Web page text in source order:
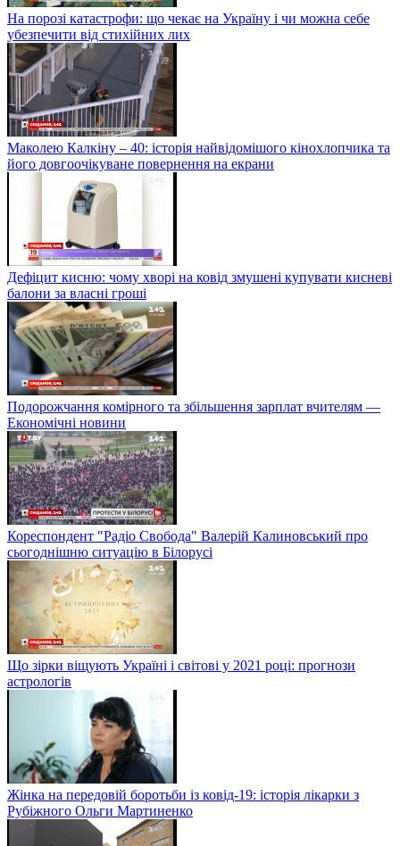
На порозі катастрофи: що чекає на Україну і чи можна себе
убезпечити від стихійних лих
Маколею Калкіну – 40: історія найвідомішого кінохлопчика та
його довгоочікуване повернення на екрани
Дефіцит кисню: чому хворі на ковід змушені купувати кисневі
балони за власні гроші
Подорожчання комірного та збільшення зарплат вчителям —
Економічні новини
Кореспондент "Радіо Свобода" Валерій Калиновський про
сьогоднішню ситуацію в Білорусі
Що зірки віщують Україні і світові у 2021 році: прогнози
астрологів
Жінка на передовій боротьби із ковід-19: історія лікарки з
Рубіжного Ольги Мартиненко